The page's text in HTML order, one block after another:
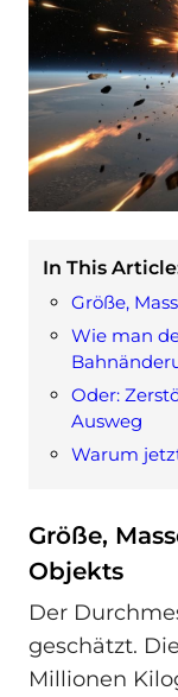
In This
Größe,
Wie man
Oder:
Ausweg
Warum
Größe,
Objekts
Der
geschätzt.
Millionen